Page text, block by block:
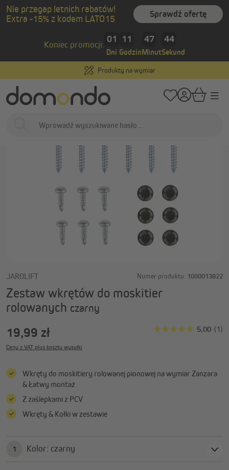
zawartości
Nie przegap letnich rabatów!
Extra -15% z kodem LATO15
Sprawdź ofertę
Koniec promocji: 01
Dni
11
Godzin
47
Minut
43
Sekund
Produkty na wymiar
Strona główna Osłony zewnętrzne Moskitiery / Akcesoria i części
JAROLIFT Numer produktu: 1000013822
Zestaw wkrętów do moskitier
rolowanych czarny
19,99 zł
Ceny z VAT plus koszty wysyłki
Wkręty do moskitiery rolowanej pionowej na wymiar Zanzara
& Łatwy montaż
Z zaślepkami z PCV
Wkręty & Kołki w zestawie
1 Kolor: czarny